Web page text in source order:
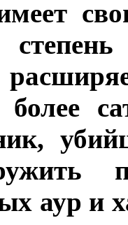
аур и